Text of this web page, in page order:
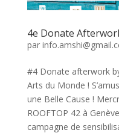
4e Donate
par
#4 Donate afterwork
Arts du Monde !
une Belle Cause !
ROOFTOP 42 à
campagne de